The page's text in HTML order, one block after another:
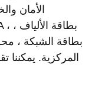
الأمان
بطاقة الشبكة ،
المركزية. يمكننا